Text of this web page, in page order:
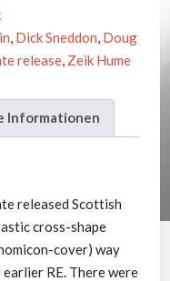
, Dick Sneddon, Doug
release, Zeik Hume
Informationen
released Scottish
cross-shape
cover) way
RE. There were